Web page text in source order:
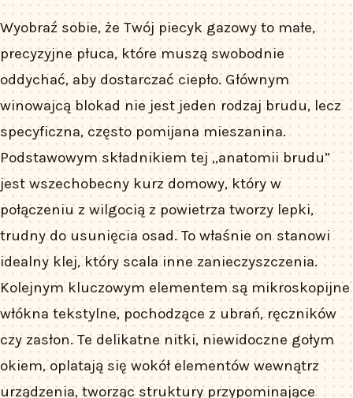
Wyobraź sobie, że Twój piecyk gazowy to małe,
precyzyjne płuca, które muszą swobodnie
oddychać, aby dostarczać ciepło. Głównym
winowajcą blokad nie jest jeden rodzaj brudu, lecz
specyficzna, często pomijana mieszanina.
Podstawowym składnikiem tej „anatomii brudu”
jest wszechobecny kurz domowy, który w
połączeniu z wilgocią z powietrza tworzy lepki,
trudny do usunięcia osad. To właśnie on stanowi
idealny klej, który scala inne zanieczyszczenia.
Kolejnym kluczowym elementem są mikroskopijne
włókna tekstylne, pochodzące z ubrań, ręczników
czy zasłon. Te delikatne nitki, niewidoczne gołym
okiem, oplatają się wokół elementów wewnątrz
urządzenia, tworząc struktury przypominające